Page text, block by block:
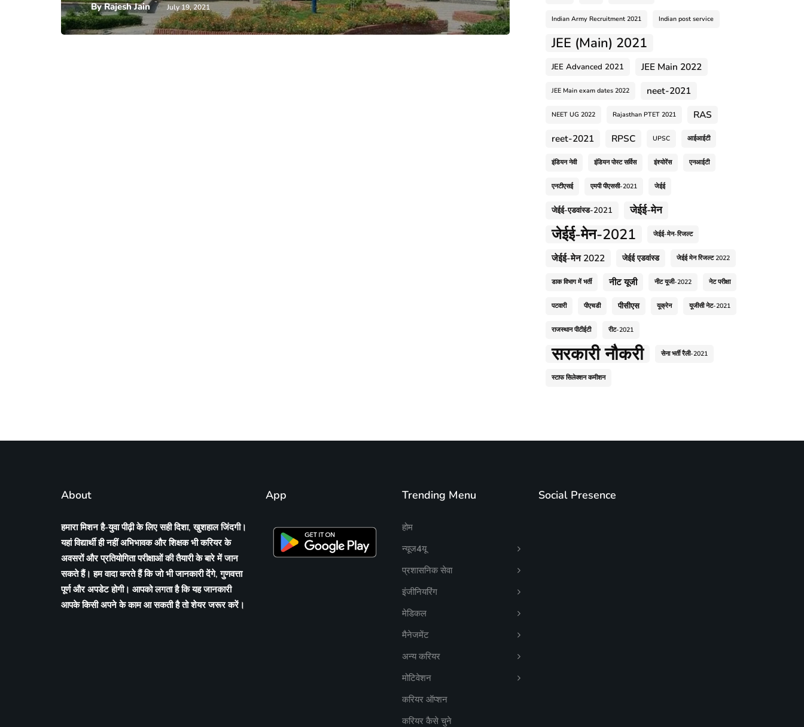
ByRajesh Jain July 19, 2021
Indian Army Recruitment 2021 Indian post service
JEE (Main) 2021
JEE Advanced 2021 JEE Main 2022
JEE Main exam dates 2022 neet-2021
NEET UG 2022 Rajasthan PTET 2021
RAS
reet-2021
RPSC UPSC आईआईटी
इंडियन नेवी इंडियन पोस्ट सर्विस इंश्योरेंस एनआईटी
एनटीएसई एमपी पीएससी-2021 जेईई
जेईई-एडवांस्ड-2021 जेईई-मेन
जेईई-मेन-2021 जेईई-मेन-रिजल्ट
जेईई-मेन 2022 जेईई एडवांस्ड जेईई मेन रिजल्ट 2022
डाक विभाग में भर्ती नीट यूजी नीट यूजी-2022 नेट परीक्षा
पटवारी पीएचडी पीसीएस यूक्रेन यूजीसी नेट-2021
राजस्थान पीटीईटी रीट-2021
सरकारी नौकरी सेना भर्ती रैली-2021
स्टाफ सिलेक्शन कमीशन
About
हमारा मिशन है-युवा पीढ़ी के लिए सही दिशा, खुशहाल जिंदगी।
यहां विद्यार्थी ही नहीं अभिभावक और शिक्षक भी करियर के
अवसरों और प्रतियोगिता परीक्षाओं की तैयारी के बारे में जान
सकते हैं। हम वादा करते हैं कि जो भी जानकारी देंगे, गुणवत्ता
पूर्ण और अपडेट होगी। आपको लगता है कि यह जानकारी
आपके किसी अपने के काम आ सकती है तो शेयर जरूर करें।
App Trending Menu
होम
न्यूज4यू
प्रशासनिक सेवा
इंजीनियरिंग
मेडिकल
मैनेजमेंट
अन्य करियर
मोटिवेशन
करियर ऑप्शन
करियर कैसे चुने
Social Presence